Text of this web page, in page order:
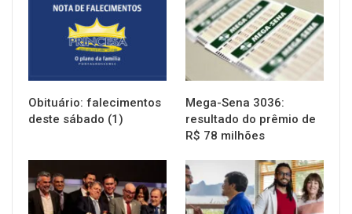
Obituário: falecimentos
deste sábado (1)
Mega-Sena 3036:
resultado do prêmio de
R$ 78 milhões
NOTÍCIAS